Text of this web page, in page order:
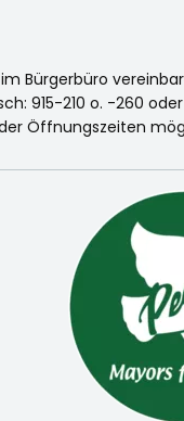
Bürgerbüro
915-210 o. -260
Öffnungszeiten